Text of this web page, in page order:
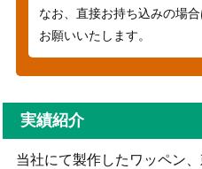
なお、直接お持ち込みの場
お願いいたします。
実績紹介
当社にて製作したワッペン